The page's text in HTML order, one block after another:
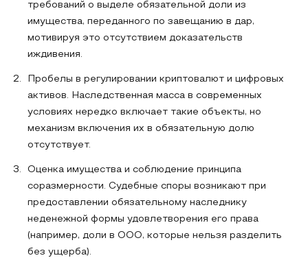
требований о выделе обязательной доли из
имущества, переданного по завещанию в дар,
мотивируя это отсутствием доказательств
иждивения.
Пробелы в регулировании криптовалют и цифровых
активов. Наследственная масса в современных
условиях нередко включает такие объекты, но
механизм включения их в обязательную долю
отсутствует.
Оценка имущества и соблюдение принципа
соразмерности. Судебные споры возникают при
предоставлении обязательному наследнику
неденежной формы удовлетворения его права
(например, доли в ООО, которые нельзя разделить
без ущерба).